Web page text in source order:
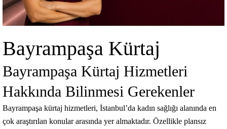
Bayrampaşa Kürtaj
Bayrampaşa Kürtaj Hizmetleri
Hakkında Bilinmesi Gerekenler
Bayrampaşa kürtaj hizmetleri, İstanbul’da kadın sağlığı alanında en
çok araştırılan konular arasında yer almaktadır. Özellikle plansız